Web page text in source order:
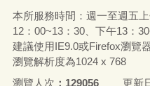
本所服務時間：週一至週五
12：00~13：30、下午13：
建議使用IE9.0或Firefox瀏覽
瀏覽解析度為1024 x 768
瀏覽人次
129056 更新